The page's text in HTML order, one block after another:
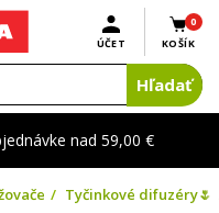
nad 59,00 €
0
KOŠÍK
ÚČET
Hľadať
Tyčinkové difuzéry🌷